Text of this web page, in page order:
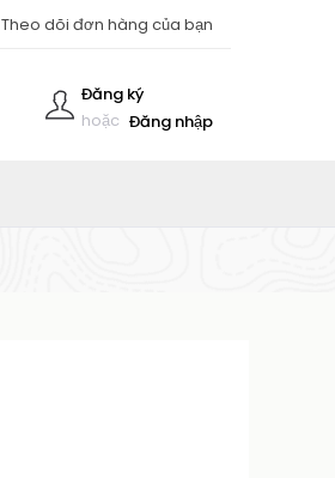
Theo dõi đơn hàng của bạn
Đăng ký
hoặc Đăng nhập